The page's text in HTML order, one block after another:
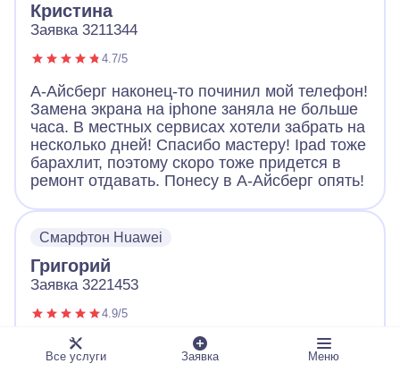
Кристина
Заявка 3211344
4.7/5
А-Айсберг наконец-то починил мой телефон!
Замена экрана на iphone заняла не больше
часа. В местных сервисах хотели забрать на
несколько дней! Спасибо мастеру! Ipad тоже
барахлит, поэтому скоро тоже придется в
ремонт отдавать. Понесу в А-Айсберг опять!
Смарфтон Huawei
Григорий
Заявка 3221453
4.9/5
Обращался с неисправным телефоном в А-
Айсберг. Оператор вежливо выслушал и
Все услуги Заявка Меню